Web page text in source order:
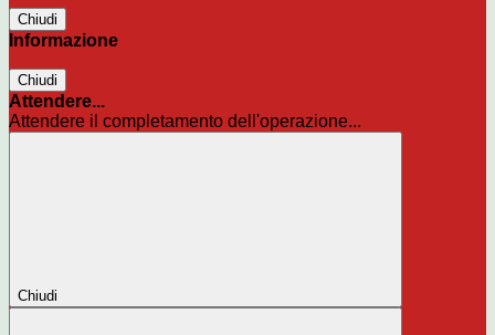
Chiudi
Informazione
Chiudi
Attendere...
Attendere il completamento dell'operazione...
Chiudi